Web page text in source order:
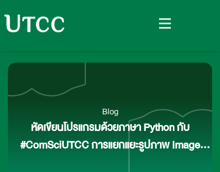
Blog
หัดเขียนโปรแกรมด้วยภาษา Python กับ
#ComSciUTCC การแยกแยะรูปภาพ Image